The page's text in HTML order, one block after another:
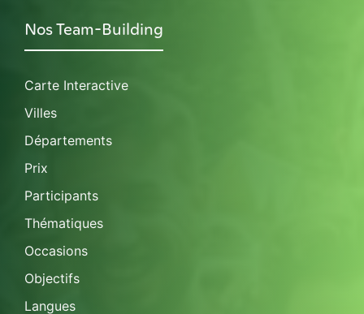
Nos Team-Building
Carte Interactive
Villes
Départements
Prix
Participants
Thématiques
Occasions
Objectifs
Langues